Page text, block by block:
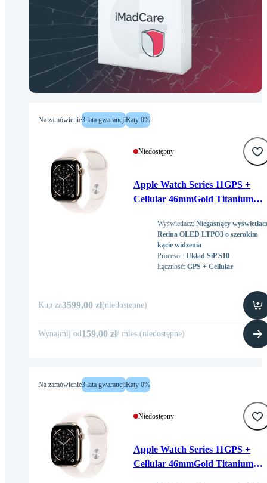
Na zamówienie3 lata gwarancjiRaty 0%
Niedostępny
Apple Watch Series 11GPS +
Cellular 46mmGold Titanium
Band - S/M
Wyświetlacz: Niegasnący
Retina OLED LTPO3 o szerokim
kącie widzenia
Procesor: Układ SiP S10
Łączność: GPS + Cellular
Kup za3599,00 zł(niedostępne)
Wynajmij od159,00 zł/ mies.(niedostępne)
Na zamówienie3 lata gwarancjiRaty 0%
Niedostępny
Apple Watch Series 11GPS +
Cellular 46mmGold Titanium